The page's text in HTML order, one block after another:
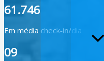
61.746
Em média check-in/dia
09